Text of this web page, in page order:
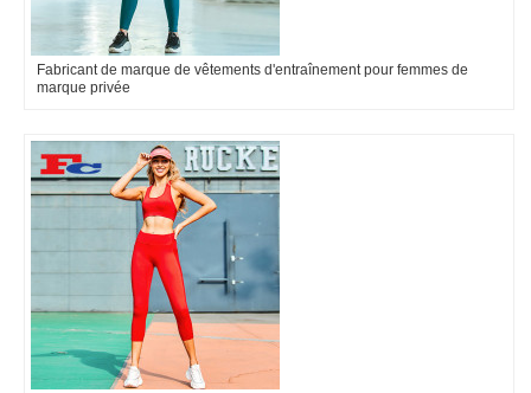
Fabricant de marque de vêtements d'entraînement pour femmes de
marque privée